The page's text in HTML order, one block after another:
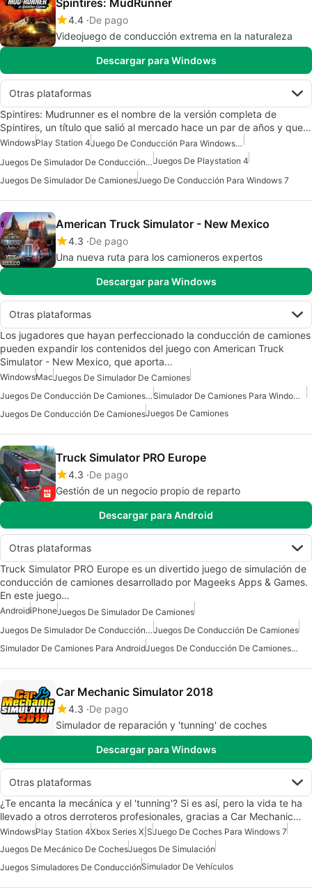
Spintires: MudRunner
4.4 De pago
Videojuego de conducción extrema en la naturaleza
Descargar para Windows
Otras plataformas
Spintires: Mudrunner es el nombre de la versión completa de
Spintires, un título que salió al mercado hace un par de años y que…
WindowsPlay Station 4
Juego De Conducción Para Windows 10
Juegos De Simulador De Conducción Para Windows 10Juegos De Playstation 4
Juegos De Simulador De CamionesJuego De Conducción Para Windows 7
American Truck Simulator - New Mexico
4.3 De pago
Una nueva ruta para los camioneros expertos
Descargar para Windows
Otras plataformas
Los jugadores que hayan perfeccionado la conducción de camiones
pueden expandir los contenidos del juego con American Truck
Simulator - New Mexico, que aporta…
WindowsMacJuegos De Simulador De Camiones
Juegos De Conducción De Camiones Para Windows 7
Simulador De Camiones Para Windows 7
Juegos De Conducción De CamionesJuegos De Camiones
Truck Simulator PRO Europe
4.3 De pago
Gestión de un negocio propio de reparto
Descargar para Android
Otras plataformas
Truck Simulator PRO Europe es un divertido juego de simulación de
conducción de camiones desarrollado por Mageeks Apps & Games.
En este juego…
AndroidiPhoneJuegos De Simulador De Camiones
Juegos De Simulador De Conducción Para Android Juegos De Conducción De Camiones
Simulador De Camiones Para Android
Juegos De Conducción De Camiones Para Android
Car Mechanic Simulator 2018
4.3 De pago
Simulador de reparación y 'tunning' de coches
Descargar para Windows
Otras plataformas
¿Te encanta la mecánica y el 'tunning'? Si es así, pero la vida te ha
llevado a otros derroteros profesionales, gracias a Car Mechanic…
WindowsPlay Station 4Xbox Series X|SJuego De Coches Para Windows 7
Juegos De Mecánico De CochesJuegos De Simulación
Juegos Simuladores De ConducciónSimulador De Vehículos